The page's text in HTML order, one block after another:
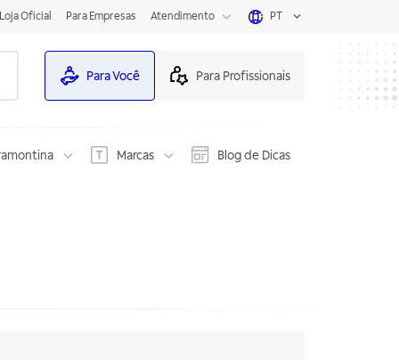
Loja Oficial Para Empresas Atendimento PT
Para Você Para Profissionais
Marcas Blog de Dicas